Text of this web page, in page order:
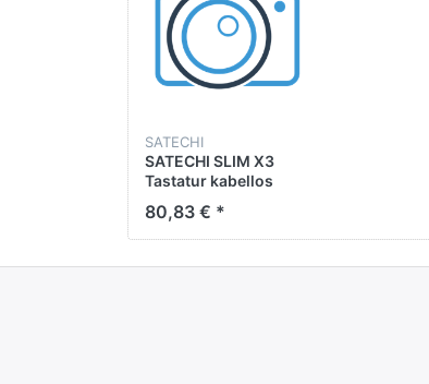
SATECHI
SATECHI SLIM X3
Tastatur kabellos
80,83 € *